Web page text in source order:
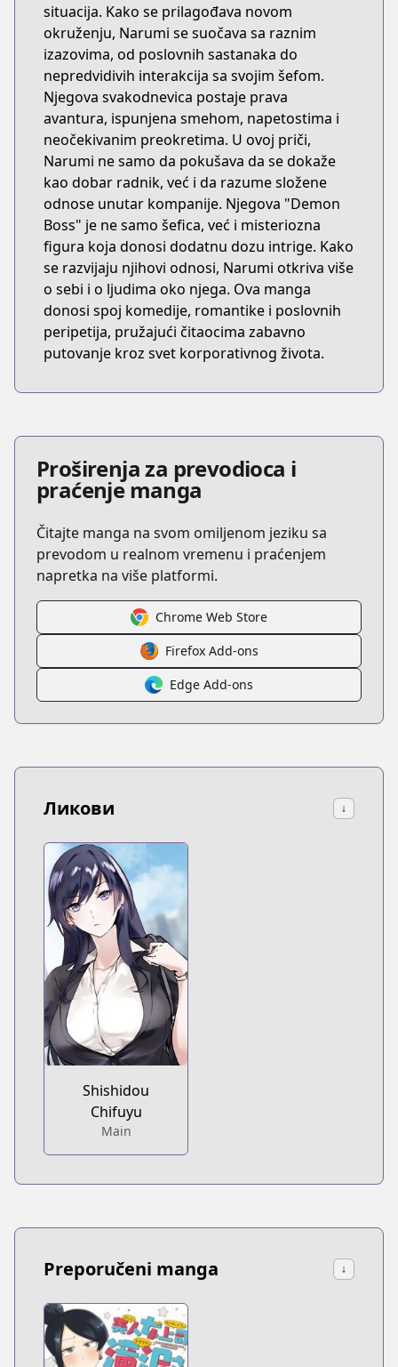
situacija. Kako se prilagođava novom
okruženju, Narumi se suočava sa raznim
izazovima, od poslovnih sastanaka do
nepredvidivih interakcija sa svojim šefom.
Njegova svakodnevica postaje prava
avantura, ispunjena smehom, napetostima i
neočekivanim preokretima. U ovoj priči,
Narumi ne samo da pokušava da se dokaže
kao dobar radnik, već i da razume složene
odnose unutar kompanije. Njegova "Demon
Boss" je ne samo šefica, već i misteriozna
figura koja donosi dodatnu dozu intrige. Kako
se razvijaju njihovi odnosi, Narumi otkriva više
o sebi i o ljudima oko njega. Ova manga
donosi spoj komedije, romantike i poslovnih
peripetija, pružajući čitaocima zabavno
putovanje kroz svet korporativnog života.
Proširenja za prevodioca i
praćenje manga
Čitajte manga na svom omiljenom jeziku sa
prevodom u realnom vremenu i praćenjem
napretka na više platformi.
Chrome Web Store
Firefox Add-ons
Edge Add-ons
Ликови ↓
Shishidou
Chifuyu
Main
Preporučeni manga ↓